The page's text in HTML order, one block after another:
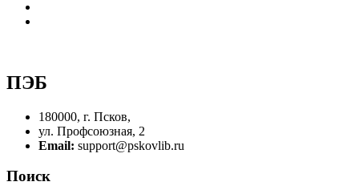
ПЭБ
180000, г. Псков,
ул. Профсоюзная, 2
Email: support@pskovlib.ru
Поиск